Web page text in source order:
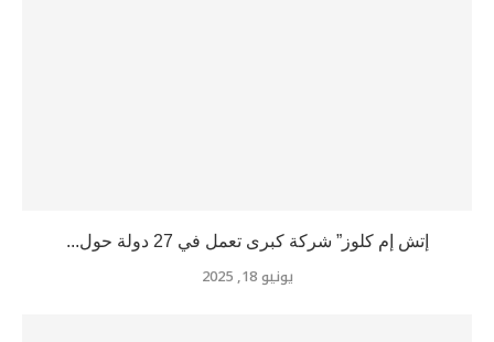
إتش إم كلوز” شركة كبرى تعمل في 27 دولة حول...
يونيو 18, 2025